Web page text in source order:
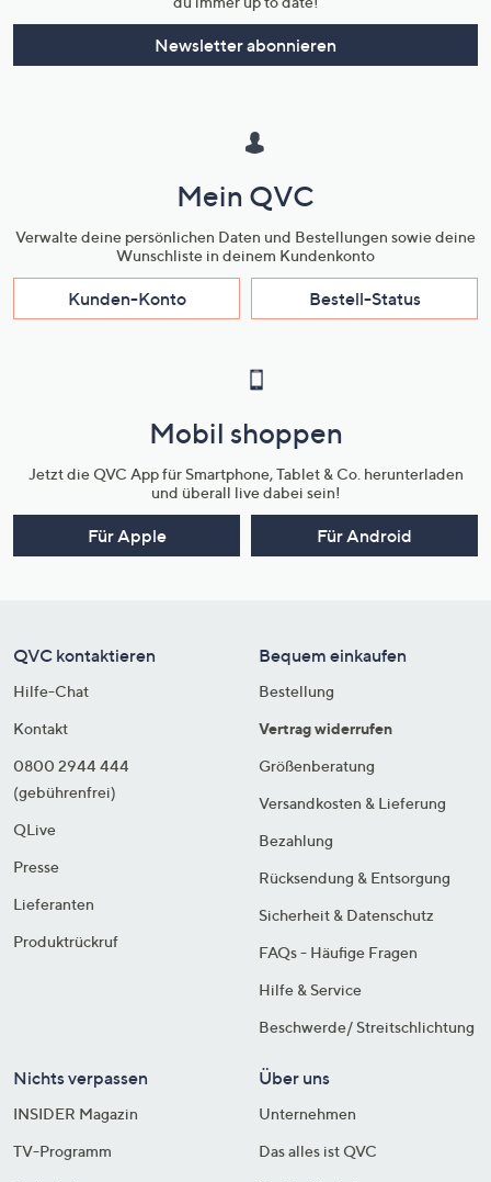
Newsletter abonnieren
Mein QVC
Verwalte deine persönlichen Daten und Bestellungen sowie deine
Wunschliste in deinem Kundenkonto
Kunden-Konto Bestell-Status
Mobil shoppen
Jetzt die QVC App für Smartphone, Tablet & Co. herunterladen
und überall live dabei sein!
Für Apple Für Android
QVC kontaktieren
Hilfe-Chat
Kontakt
0800 2944 444
(gebührenfrei)
QLive
Presse
Lieferanten
Produktrückruf
Bequem einkaufen
Bestellung
Vertrag widerrufen
Größenberatung
Versandkosten & Lieferung
Bezahlung
Rücksendung & Entsorgung
Sicherheit & Datenschutz
FAQs - Häufige Fragen
Hilfe & Service
Beschwerde/ Streitschlichtung
Nichts verpassen
INSIDER Magazin
TV-Programm
Über uns
Unternehmen
Das alles ist QVC